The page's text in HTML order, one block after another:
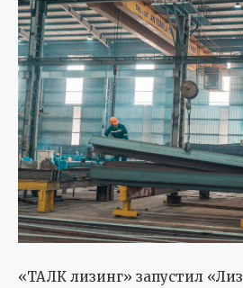
«ТАЛК лизинг» запустил